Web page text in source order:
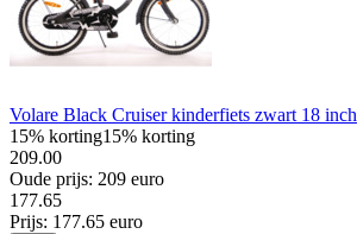
Volare Black Cruiser kinderfiets zwart 18 inch
15% korting15% korting
209.00
Oude prijs: 209 euro
177.65
Prijs: 177.65 euro